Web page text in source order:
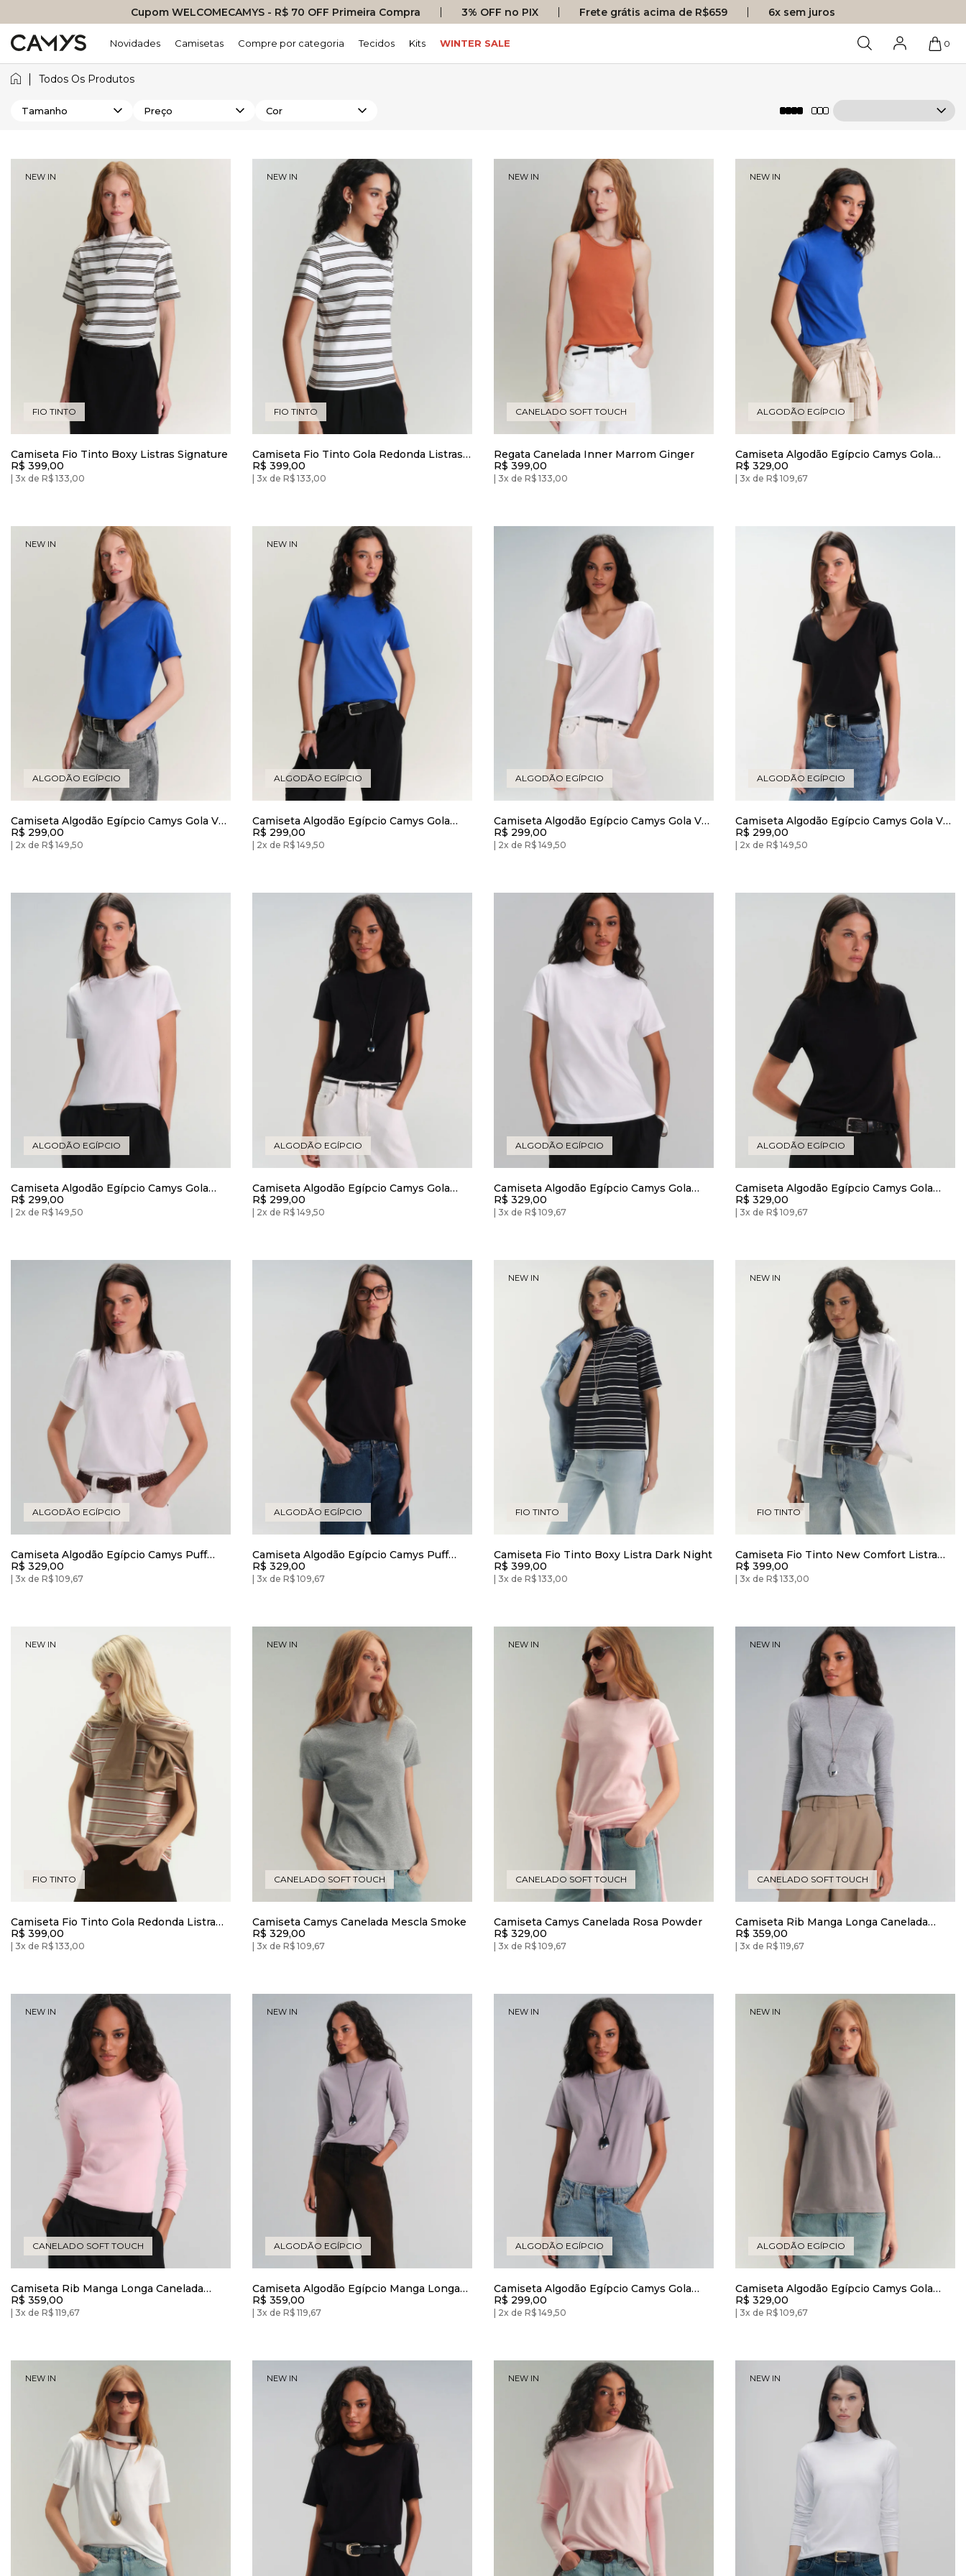
Cupom WELCOMECAMYS - R$ 70 OFF Primeira Compra 3% OFF no PIX Frete grátis acima de R$659 6x sem juros
Novidades Camisetas Compre por categoria Tecidos Kits WINTER SALE 0
Todos Os Produtos
Cor
Tamanho Preço
NEW IN
FIO TINTO
Camiseta Fio Tinto Boxy Listras Signature
R$ 399,00
3x de R$ 133,00
NEW IN
FIO TINTO
Camiseta Fio Tinto Gola Redonda Listras
Signature
R$ 399,00
3x de R$ 133,00
NEW IN
CANELADO SOFT TOUCH
Regata Canelada Inner Marrom Ginger
R$ 399,00
3x de R$ 133,00
NEW IN
ALGODÃO EGÍPCIO
Camiseta Algodão Egípcio Camys Gola
Alta Azul Brave
R$ 329,00
3x de R$ 109,67
NEW IN
ALGODÃO EGÍPCIO
Camiseta Algodão Egípcio Camys Gola V
Azul Brave
R$ 299,00
2x de R$ 149,50
NEW IN
ALGODÃO EGÍPCIO
Camiseta Algodão Egípcio Camys Gola
Redonda Azul Brave
R$ 299,00
2x de R$ 149,50
ALGODÃO EGÍPCIO
Camiseta Algodão Egípcio Camys Gola V
Branca
R$ 299,00
2x de R$ 149,50
ALGODÃO EGÍPCIO
Camiseta Algodão Egípcio Camys Gola V
Preto
R$ 299,00
2x de R$ 149,50
ALGODÃO EGÍPCIO
Camiseta Algodão Egípcio Camys Gola
Redonda Branca
R$ 299,00
2x de R$ 149,50
ALGODÃO EGÍPCIO
Camiseta Algodão Egípcio Camys Gola
Redonda Preto
R$ 299,00
2x de R$ 149,50
ALGODÃO EGÍPCIO
Camiseta Algodão Egípcio Camys Gola
Alta Branca
R$ 329,00
3x de R$ 109,67
ALGODÃO EGÍPCIO
Camiseta Algodão Egípcio Camys Gola
Alta Preto
R$ 329,00
3x de R$ 109,67
ALGODÃO EGÍPCIO
Camiseta Algodão Egípcio Camys Puff
Branca
R$ 329,00
3x de R$ 109,67
ALGODÃO EGÍPCIO
Camiseta Algodão Egípcio Camys Puff
Preto
R$ 329,00
3x de R$ 109,67
NEW IN
FIO TINTO
Camiseta Fio Tinto Boxy Listra Dark Night
R$ 399,00
3x de R$ 133,00
NEW IN
FIO TINTO
Camiseta Fio Tinto New Comfort Listra
Dark Night
R$ 399,00
3x de R$ 133,00
NEW IN
FIO TINTO
Camiseta Fio Tinto Gola Redonda Listra
Taupe and Red
R$ 399,00
3x de R$ 133,00
NEW IN
CANELADO SOFT TOUCH
Camiseta Camys Canelada Mescla Smoke
R$ 329,00
3x de R$ 109,67
NEW IN
CANELADO SOFT TOUCH
Camiseta Camys Canelada Rosa Powder
R$ 329,00
3x de R$ 109,67
NEW IN
CANELADO SOFT TOUCH
Camiseta Rib Manga Longa Canelada
Mescla Smoke
R$ 359,00
3x de R$ 119,67
NEW IN
CANELADO SOFT TOUCH
Camiseta Rib Manga Longa Canelada
Rosa Powder
R$ 359,00
3x de R$ 119,67
NEW IN
ALGODÃO EGÍPCIO
Camiseta Algodão Egípcio Manga Longa
Gola U Cinza Urban
R$ 359,00
3x de R$ 119,67
NEW IN
ALGODÃO EGÍPCIO
Camiseta Algodão Egípcio Camys Gola
Redonda Cinza Urban
R$ 299,00
2x de R$ 149,50
NEW IN
ALGODÃO EGÍPCIO
Camiseta Algodão Egípcio Camys Gola
Alta CINZA URBAN
R$ 329,00
3x de R$ 109,67
NEW IN NEW IN NEW IN NEW IN